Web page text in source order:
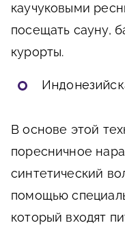
каучуковыми
посещать сауну,
курорты.
В основе этой
поресничное
синтетический
помощью
который входят